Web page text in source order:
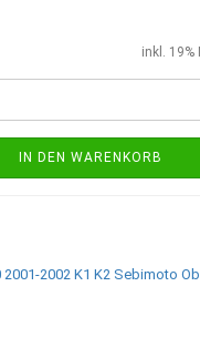
inkl. 19%
IN DEN WARENKORB